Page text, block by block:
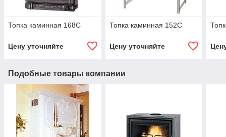
Топка каминная 168C
Цену уточняйте
Топка каминная 152С
Цену уточняйте
Подобные товары компании